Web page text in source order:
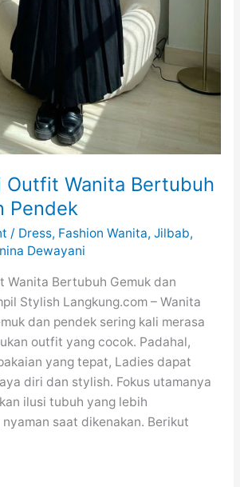
Outfit Wanita Bertubuh
Pendek
/ Dress, Fashion Wanita, Jilbab,
Dewayani
Wanita Bertubuh Gemuk dan
Stylish Langkung.com – Wanita
dan pendek sering kali merasa
outfit yang cocok. Padahal,
yang tepat, Ladies dapat
diri dan stylish. Fokus utamanya
ilusi tubuh yang lebih
saat dikenakan. Berikut